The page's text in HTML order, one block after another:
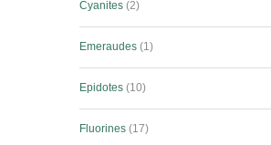
Cyanites 2
Emeraudes 1
Epidotes 10
Fluorines 17